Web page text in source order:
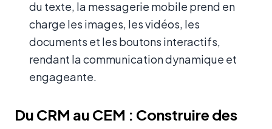
du texte, la messagerie mobile prend en
charge les images, les vidéos, les
documents et les boutons interactifs,
rendant la communication dynamique et
engageante.
Du CRM au CEM : Construire des